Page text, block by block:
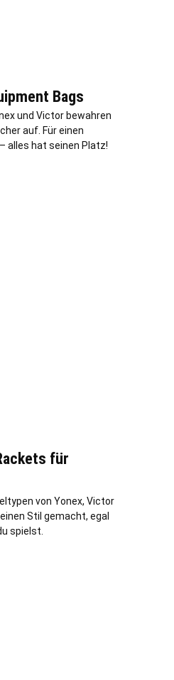
Bags
und Victor bewahren
auf. Für einen
alles hat seinen Platz!
für
von Yonex, Victor
Stil gemacht, egal
spielst.